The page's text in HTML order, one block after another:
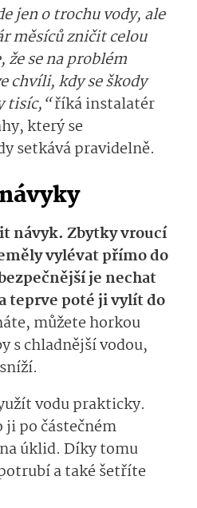
jen o trochu vody, ale
měsíců zničit celou
se na problém
chvíli, kdy se škody
tisíc,“říká instalatér
který se
setkává pravidelně.
návyk. Zbytky vroucí
vylévat přímo do
je nechat
teprve poté ji vylít do
můžete horkou
s chladnější vodou,
vodu prakticky.
ji po částečném
úklid. Díky tomu
a také šetříte